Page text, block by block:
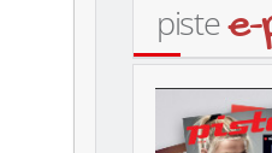
piste